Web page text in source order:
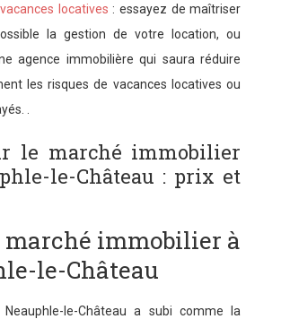
locatives : essayez de maîtriser
la gestion de votre location, ou
agence immobilière qui saura réduire
les risques de vacances locatives ou
.
le marché immobilier
le-Château : prix et
marché immobilier à
le-Château
le-Château a subi comme la